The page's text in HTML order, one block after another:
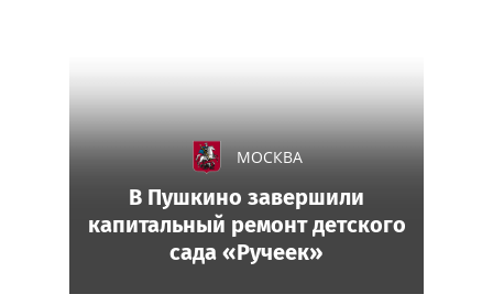
МОСКВА
В Пушкино завершили
капитальный ремонт детского
сада «Ручеек»